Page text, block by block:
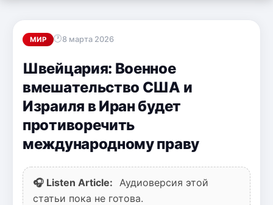
МИР 8 марта 2026
Швейцария: Военное
вмешательство США и
Израиля в Иран будет
противоречить
международному праву
🎧 Listen Article:
Аудиоверсия этой
статьи пока не готова.